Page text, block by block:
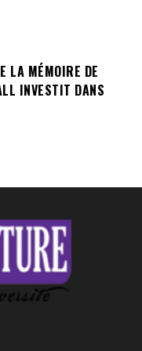
LA MÉMOIRE DE
INVESTIT DANS